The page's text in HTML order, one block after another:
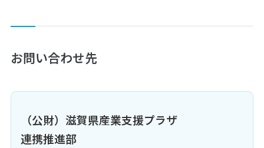
お問い合わせ先
（公財）滋賀県産業支援プラザ
連携推進部